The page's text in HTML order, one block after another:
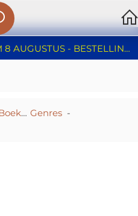
⛔️ WEBSHOP GESLOTEN T/M 8 AUGUSTUS - BESTELLINGEN WORDEN NIET IN BEHANDELING GENOMEN - FIJNE ZOMER!
HOME - Christelijke Boekhandel De Echo – Huizen | Boeken & Cadeaus Genres-